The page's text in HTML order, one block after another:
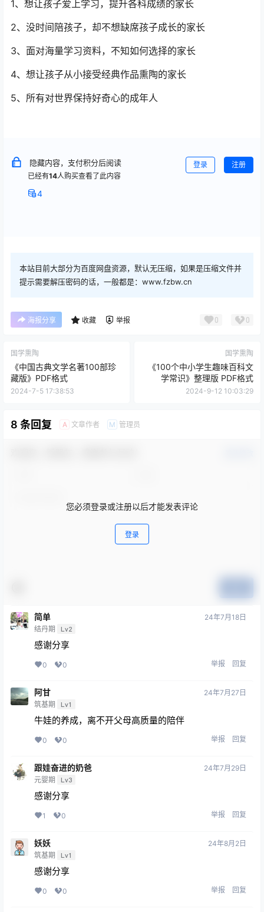
1、想让孩子爱上学习，提升各科成绩的家长
2、没时间陪孩子，却不想缺席孩子成长的家长
3、面对海量学习资料，不知如何选择的家长
4、想让孩子从小接受经典作品熏陶的家长
5、所有对世界保持好奇心的成年人
隐藏内容，支付积分后阅读
已经有14人购买查看了此内容
4
登录 注册
本站目前大部分为百度网盘资源，默认无压缩，如果是压缩文件并
提示需要解压密码的话，一般都是：www.fzbw.cn
海报分享 收藏 举报 0 0
国学熏陶
《中国古典文学名著100部珍
藏版》PDF格式
2024-7-5 17:38:53
国学熏陶
《100个中小学生趣味百科文
学常识》整理版 PDF格式
2024-9-12 10:03:29
8 条回复 A 文章作者 M 管理员
您必须登录或注册以后才能发表评论
登录
简单
结丹期 Lv2
24年7月18日
感谢分享
0 0 举报 回复
阿甘
筑基期 Lv1
24年7月27日
牛娃的养成，离不开父母高质量的陪伴
0 0 举报 回复
跟娃奋进的奶爸
元婴期 Lv3
24年7月29日
感谢分享
1 0 举报 回复
妖妖
筑基期 Lv1
24年8月2日
感谢分享
0 0 举报 回复